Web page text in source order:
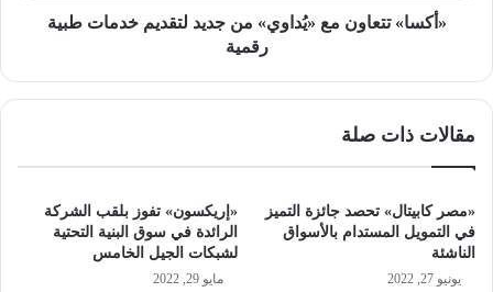
رقمية«أكسا» تتعاون مع «يُداوي» من جديد لتقديم خدمات طبية
رقمية
مقالات ذات صلة
«مصر كابيتال» تحصد جائزة التميز
في التمويل المستدام بالأسواق
الناشئة
يونيو 27, 2022
«إريكسون» تفوز بلقب الشركة
الرائدة في سوق البنية التحتية
لشبكات الجيل الخامس
مايو 29, 2022